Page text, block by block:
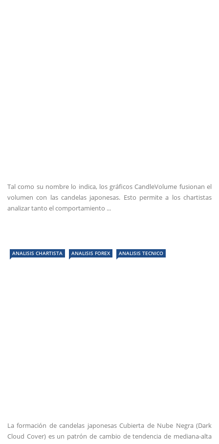
Tal como su nombre lo indica, los gráficos CandleVolume fusionan el
volumen con las candelas japonesas. Esto permite a los chartistas
analizar tanto el comportamiento ...
ANALISIS CHARTISTA ANALISIS FOREX ANALISIS TECNICO
La formación de candelas japonesas Cubierta de Nube Negra (Dark
Cloud Cover) es un patrón de cambio de tendencia de mediana-alta